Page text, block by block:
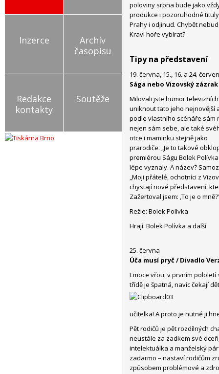
Inzerce
Archív
časopisu
Redakce
kontakty
Soutěže
poloviny srpna bude jako
produkce i pozoruhodné
Prahy i odjinud. Chybět
Kraví hoře vybírat?
Tipy na představení
19. června, 15., 16. a 24.
Sága nebo Vizovský zázrak
Milovali jste humor
uniknout tato jeho nejnovější
podle vlastního scénáře sám
nejen sám sebe, ale také
otce i maminku stejně jako
prarodiče. „Je to takové
premiérou Ságu Bolek
lépe vyznaly. A název?
„Moji přátelé, ochotníci z
chystají nové představení,
Zažertoval jsem: ‚To je o
Režie: Bolek Polívka
Hrají: Bolek Polívka a další
25. června
Úča musí pryč / Divadlo
Emoce vřou, v prvním
třídě je špatná, navíc čekají
učitelka! A proto je nutné ji
Pět rodičů je pět rozdílných
neustále za zadkem své
intelektuálka a manželský
zadarmo – nastaví rodičům
způsobem problémové a